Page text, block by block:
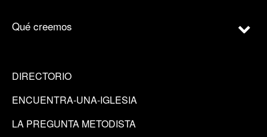
Qué creemos
DIRECTORIO
ENCUENTRA-UNA-IGLESIA
LA PREGUNTA METODISTA